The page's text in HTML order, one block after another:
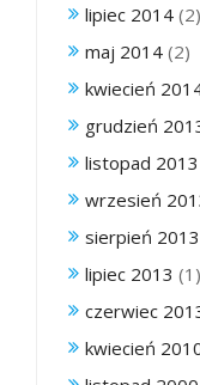
lipiec 2014 (2)
maj 2014 (2)
kwiecień
grudzień
listopad 2013
wrzesień
sierpień 2013
lipiec 2013 (1)
czerwiec
kwiecień